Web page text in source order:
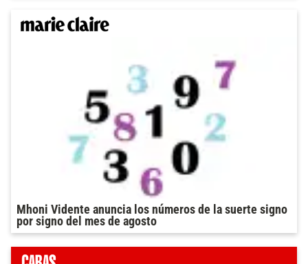
Mhoni Vidente anuncia los números de la suerte signo
por signo del mes de agosto